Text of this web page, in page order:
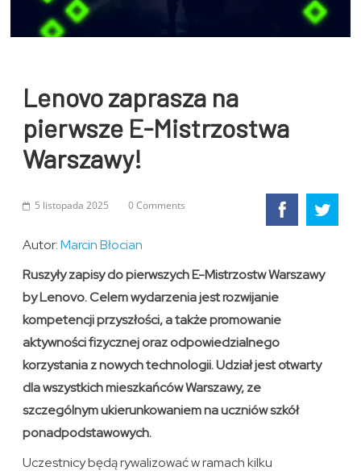
Lenovo zaprasza na
pierwsze E-Mistrzostwa
Warszawy!
5 listopada 2025 0 Comments
Autor:Marcin Błocian
Ruszyły zapisy do pierwszych E-Mistrzostw Warszawy
by Lenovo. Celem wydarzenia jest rozwijanie
kompetencji przyszłości, a także promowanie
aktywności fizycznej oraz odpowiedzialnego
korzystania z nowych technologii. Udział jest otwarty
dla wszystkich mieszkańców Warszawy, ze
szczególnym ukierunkowaniem na uczniów szkół
ponadpodstawowych.
Uczestnicy będą rywalizować w ramach kilku